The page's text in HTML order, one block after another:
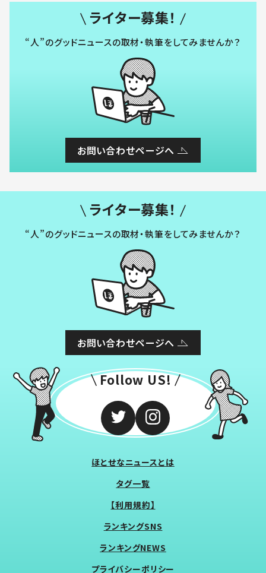
ライター募集！
“人”のグッドニュースの取材・執筆をしてみませんか？
お問い合わせページへ
ライター募集！
“人”のグッドニュースの取材・執筆をしてみませんか？
お問い合わせページへ
Follow US!
ほとせなニュースとは
タグ一覧
【利用規約】
ランキングSNS
ランキングNEWS
プライバシーポリシー